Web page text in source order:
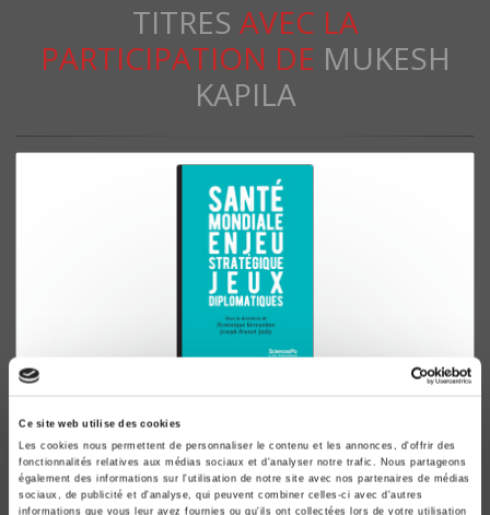
Ce site web utilise des cookies
Les cookies nous permettent de personnaliser le contenu et les annonces, d'offrir des
fonctionnalités relatives aux médias sociaux et d'analyser notre trafic. Nous partageons
également des informations sur l'utilisation de notre site avec nos partenaires de médias
sociaux, de publicité et d'analyse, qui peuvent combiner celles-ci avec d'autres
informations que vous leur avez fournies ou qu'ils ont collectées lors de votre utilisation
TITRES AVEC LA
PARTICIPATION DE MUKESH
KAPILA
Santé mondiale. Enjeu stratégique, jeux
diplomatiques
Dominique Kerouedan, Joseph Brunet-Jailly